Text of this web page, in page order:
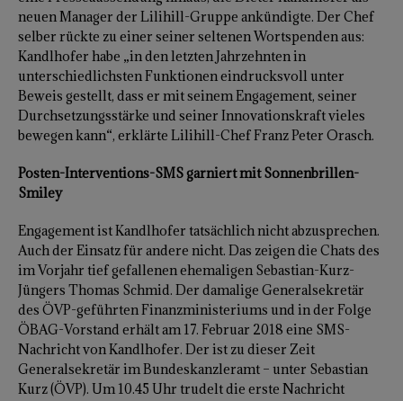
neuen Manager der Lilihill-Gruppe ankündigte. Der Chef
selber rückte zu einer seiner seltenen Wortspenden aus:
Kandlhofer habe „in den letzten Jahrzehnten in
unterschiedlichsten Funktionen eindrucksvoll unter
Beweis gestellt, dass er mit seinem Engagement, seiner
Durchsetzungsstärke und seiner Innovationskraft vieles
bewegen kann“, erklärte Lilihill-Chef Franz Peter Orasch.
Posten-Interventions-SMS garniert mit Sonnenbrillen-
Smiley
Engagement ist Kandlhofer tatsächlich nicht abzusprechen.
Auch der Einsatz für andere nicht. Das zeigen die Chats des
im Vorjahr tief gefallenen ehemaligen Sebastian-Kurz-
Jüngers Thomas Schmid. Der damalige Generalsekretär
des ÖVP-geführten Finanzministeriums und in der Folge
ÖBAG-Vorstand erhält am 17. Februar 2018 eine SMS-
Nachricht von Kandlhofer. Der ist zu dieser Zeit
Generalsekretär im Bundeskanzleramt – unter Sebastian
Kurz (ÖVP). Um 10.45 Uhr trudelt die erste Nachricht